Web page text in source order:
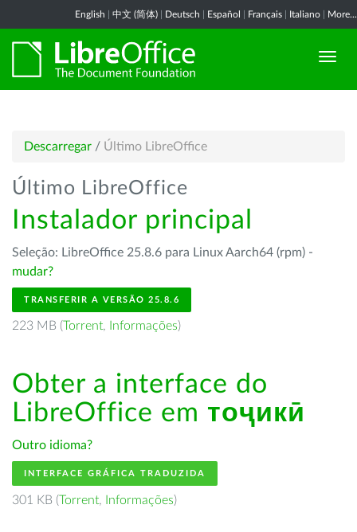
English 中文 (简体) Deutsch Español Français Italiano More...
Descarregar / Último LibreOffice
Último LibreOffice
Instalador principal
Seleção: LibreOffice 25.8.6 para Linux Aarch64 (rpm) -
mudar?
TRANSFERIR A VERSÃO 25.8.6
223 MB (Torrent, Informações)
Obter a interface do
LibreOffice em тоҷикӣ
Outro idioma?
INTERFACE GRÁFICA TRADUZIDA
301 KB (Torrent, Informações)